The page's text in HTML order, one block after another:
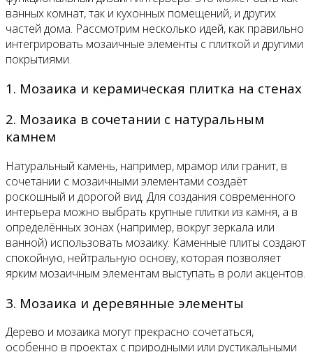
ванных комнат, так и кухонных помещений, и других
частей дома. Рассмотрим несколько идей, как правильно
интегрировать мозаичные элементы с плиткой и другими
покрытиями.
1. Мозаика и керамическая плитка на стенах
2. Мозаика в сочетании с натуральным
камнем
Натуральный камень, например, мрамор или гранит, в
сочетании с мозаичными элементами создаёт
роскошный и дорогой вид. Для создания современного
интерьера можно выбрать крупные плитки из камня, а в
определённых зонах (например, вокруг зеркала или
ванной) использовать мозаику. Каменные плиты создают
спокойную, нейтральную основу, которая позволяет
ярким мозаичным элементам выступать в роли акцентов.
3. Мозаика и деревянные элементы
Дерево и мозаика могут прекрасно сочетаться,
особенно в проектах с природными или рустикальными